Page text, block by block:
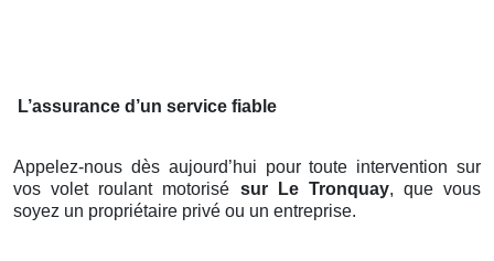
L’assurance d’un service fiable
Appelez-nous dès aujourd’hui pour toute intervention sur
vos volet roulant motorisé sur Le Tronquay, que vous
soyez un propriétaire privé ou un entreprise.